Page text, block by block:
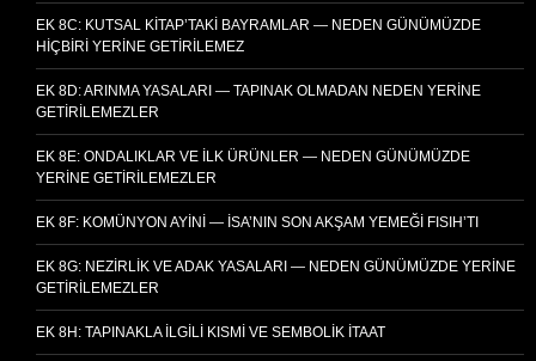
EK 8C: KUTSAL KITAP’TAKI BAYRAMLAR — NEDEN GÜNÜMÜZDE
HIÇBIRI YERINE GETIRILEMEZ
EK 8D: ARINMA YASALARI — TAPINAK OLMADAN NEDEN YERINE
GETIRILEMEZLER
EK 8E: ONDALIKLAR VE İLK ÜRÜNLER — NEDEN GÜNÜMÜZDE
YERINE GETIRILEMEZLER
EK 8F: KOMÜNYON AYINI — İSA’NIN SON AKŞAM YEMEĞI FISIH’TI
EK 8G: NEZIRLIK VE ADAK YASALARI — NEDEN GÜNÜMÜZDE YERINE
GETIRILEMEZLER
EK 8H: TAPINAKLA İLGILI KISMI VE SEMBOLIK İTAAT